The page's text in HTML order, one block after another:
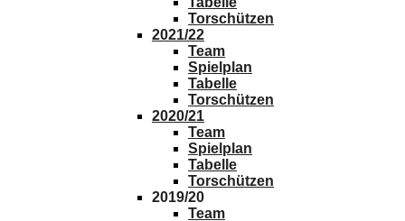
Torschützen
2021/22
Team
Spielplan
Tabelle
Torschützen
2020/21
Team
Spielplan
Tabelle
Torschützen
2019/20
Team